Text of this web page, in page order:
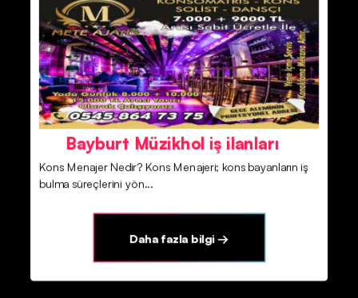
Bayburt Müzikhol iş ilanları
Kons Menajer Nedir? Kons Menajeri; kons bayanların iş
bulma süreçlerini yön...
Daha fazla bilgi →